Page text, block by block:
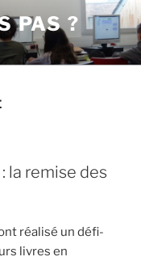
PAS ?
la remise des
réalisé un défi-
livres en